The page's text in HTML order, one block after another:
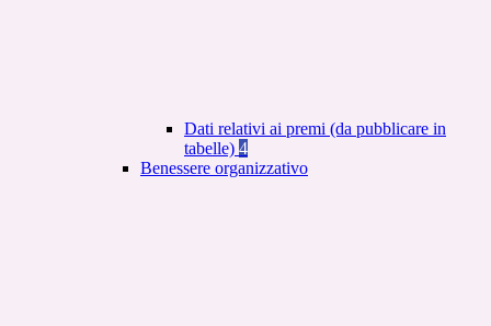
Dati relativi ai premi (da pubblicare in
tabelle) 4
Benessere organizzativo